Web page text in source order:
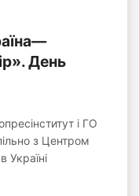
День
і ГО
з Центром
Україні